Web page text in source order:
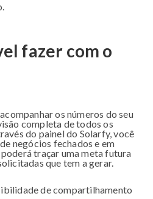
fazer com o
os números do seu
completa de todos os
do painel do Solarfy, você
negócios fechados e em
traçar uma meta futura
que tem a gerar.
de compartilhamento